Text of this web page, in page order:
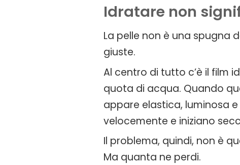
Idratare non
La pelle non è una spugna
giuste.
Al centro di tutto c’è il film
quota di acqua. Quando
appare elastica, luminosa
velocemente e iniziano
Il problema, quindi, non è
Ma quanta ne perdi.